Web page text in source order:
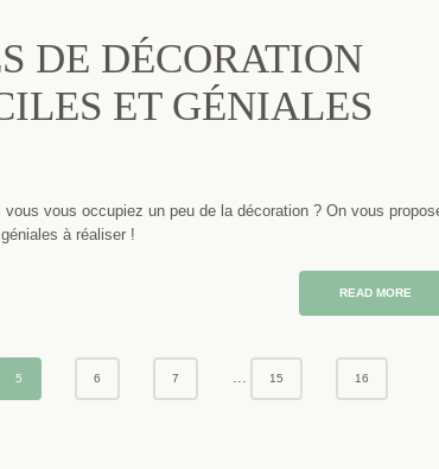
DE DÉCORATION
ET GÉNIALES
vous occupiez un peu de la décoration ? On vous
à réaliser !
READ MORE
5 6 7 ... 15 16